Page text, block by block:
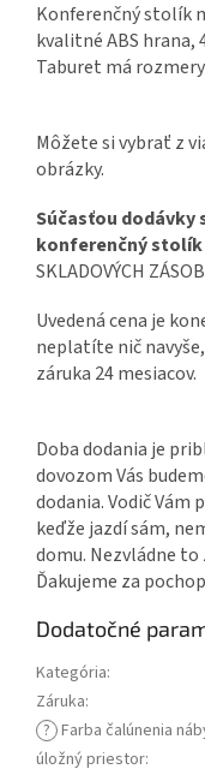
Konferenčný stolík
kvalitné ABS hrana,
Taburet má
Môžete si vybrať z
obrázky.
Súčasťou dodávky
konferenčný stolík
SKLADOVÝCH ZÁSOB
Uvedená cena je
neplatíte nič
záruka 24 mesiacov.
Doba dodania je
dovozom Vás
dodania.Vodič Vám
keďže jazdí sám,
domu. Nezvládne to
Ďakujeme za
Dodatočné
Kategória:
Záruka:
? Farba čalúnenia
úložný priestor: